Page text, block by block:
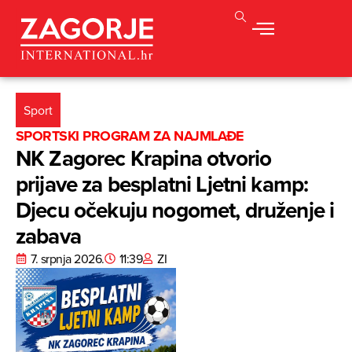
Sport
SPORTSKI PROGRAM ZA NAJMLAĐE
NK Zagorec Krapina otvorio
prijave za besplatni Ljetni kamp:
Djecu očekuju nogomet, druženje i
zabava
7. srpnja 2026. 11:39 ZI